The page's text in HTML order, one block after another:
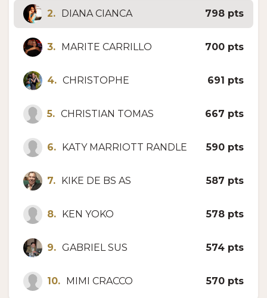
2. DIANA CIANCA 798 pts
3. MARITE CARRILLO 700 pts
4. CHRISTOPHE 691 pts
5. CHRISTIAN TOMAS 667 pts
6. KATY MARRIOTT RANDLE 590 pts
7. KIKE DE BS AS 587 pts
8. KEN YOKO 578 pts
9. GABRIEL SUS 574 pts
10. MIMI CRACCO 570 pts